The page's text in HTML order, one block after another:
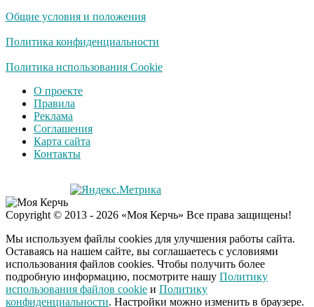
смеяться вы будете
Королева вагона
оставит равнодушным
Деньги придут
раньше пенсии: кто в
2026 году получит
Общие условия и положения
Политика конфиденциальности
Политика использования Cookie
О проекте
Правила
Реклама
Соглашения
Карта сайта
Контакты
Copyright © 2013 - 2026 «Моя Керчь» Все права защищены!
Мы используем файлы cookies для улучшения работы сайта.
Оставаясь на нашем сайте, вы соглашаетесь с условиями
использования файлов cookies. Чтобы получить более
подробную информацию, посмотрите нашу Политику
использования файлов cookie и Политику
конфиденциальности. Настройки можно изменить в браузере.